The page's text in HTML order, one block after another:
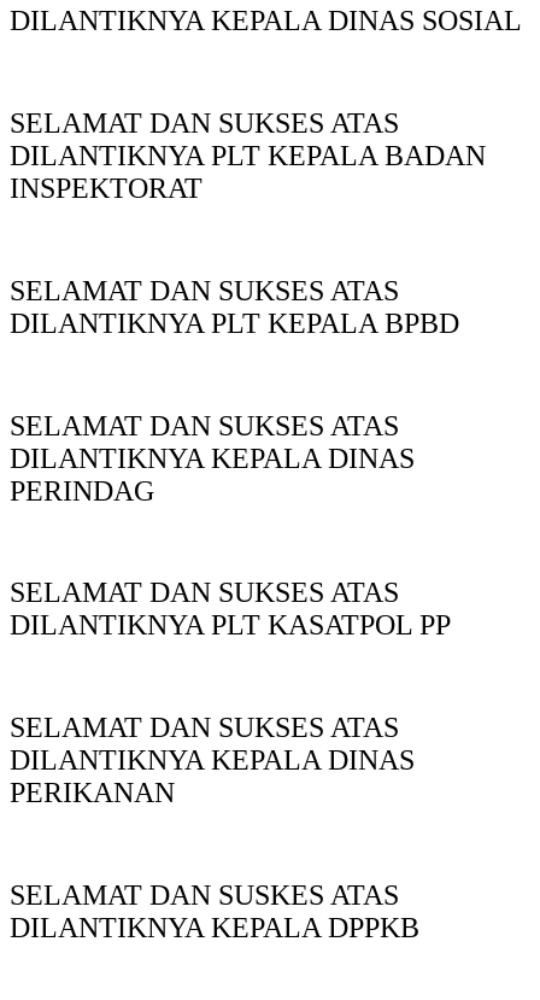
DILANTIKNYA KEPALA DINAS SOSIAL
SELAMAT DAN SUKSES ATAS
DILANTIKNYA PLT KEPALA BADAN
INSPEKTORAT
SELAMAT DAN SUKSES ATAS
DILANTIKNYA PLT KEPALA BPBD
SELAMAT DAN SUKSES ATAS
DILANTIKNYA KEPALA DINAS
PERINDAG
SELAMAT DAN SUKSES ATAS
DILANTIKNYA PLT KASATPOL PP
SELAMAT DAN SUKSES ATAS
DILANTIKNYA KEPALA DINAS
PERIKANAN
SELAMAT DAN SUSKES ATAS
DILANTIKNYA KEPALA DPPKB